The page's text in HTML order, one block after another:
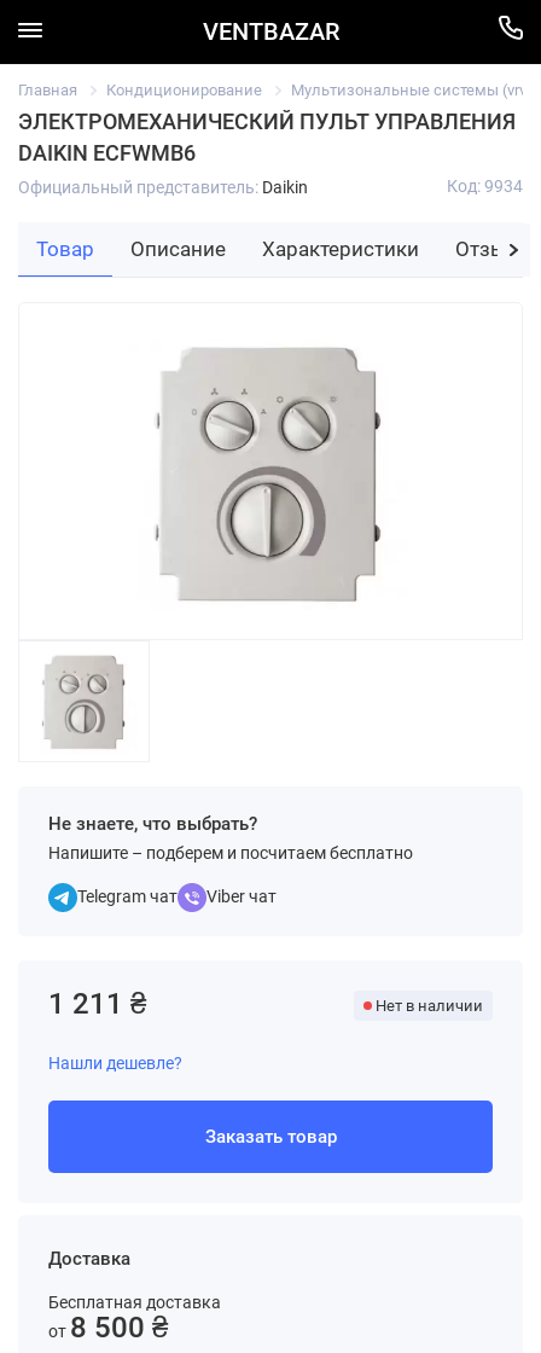
VENTBAZAR
Главная Кондиционирование Мультизональные системы (vrv/
ЭЛЕКТРОМЕХАНИЧЕСКИЙ ПУЛЬТ УПРАВЛЕНИЯ
DAIKIN ECFWMB6
Официальный представитель: Daikin Код: 9934
Не знаете, что выбрать?
Напишите – подберем и посчитаем бесплатно
Telegram чат Viber чат
Доставка
Бесплатная доставка
от 8 500 ₴
1 211 ₴ Нет в наличии
Нашли дешевле?
Заказать товар
Товар Описание Характеристики Отзывы